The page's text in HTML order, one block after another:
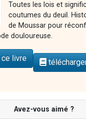
Toutes les lois et
coutumes du deuil.
de Moussar pour
douloureuse.
livre
Avez-vous aimé ?